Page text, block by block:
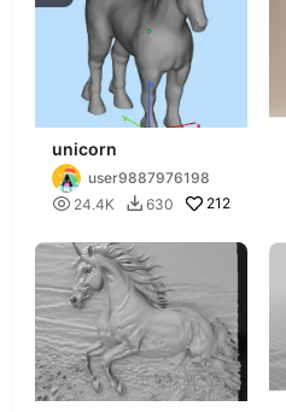
unicorn
user9887976198
 24.4K  630 212